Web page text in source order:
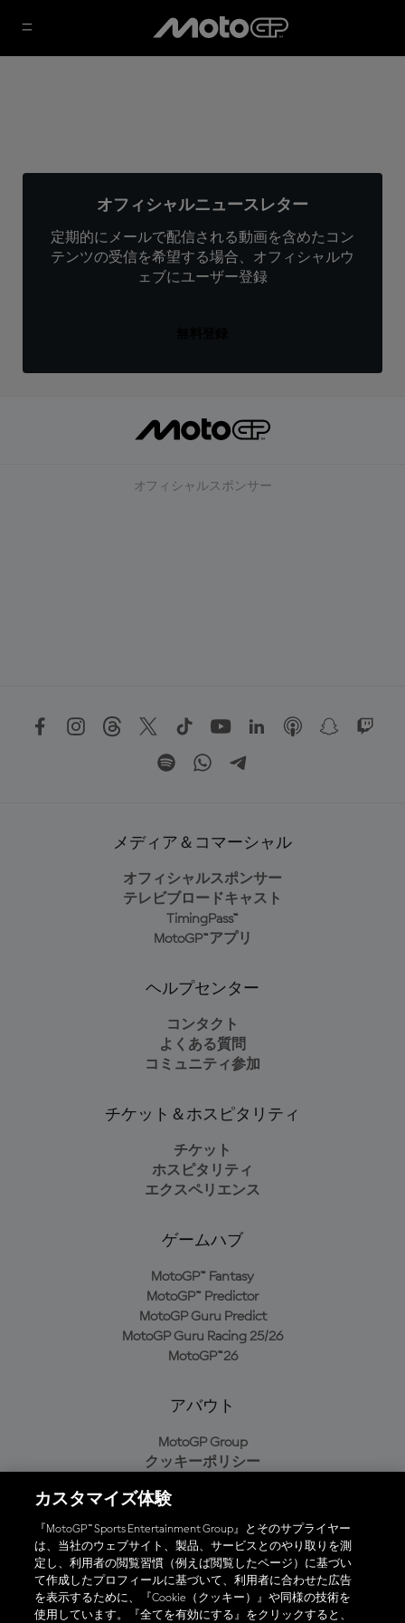
オフィシャルニュースレター
定期的にメールで配信される動画を含めたコン
テンツの受信を希望する場合、オフィシャルウ
ェブにユーザー登録
オフィシャルスポンサー
メディア＆コマーシャル
オフィシャルスポンサー
テレビブロードキャスト
TimingPass™
MotoGP™アプリ
ヘルプセンター
コンタクト
よくある質問
コミュニティ参加
チケット＆ホスピタリティ
チケット
ホスピタリティ
エクスペリエンス
ゲームハブ
MotoGP™ Fantasy
MotoGP™ Predictor
MotoGP Guru Predict
MotoGP Guru Racing 25/26
MotoGP™26
アバウト
MotoGP Group
クッキーポリシー
プライバシーポリシー
購入ポリシー
オフィシャルアプリ
カスタマイズ体験
『MotoGP™ Sports Entertainment Group』とそのサプライヤー
は、当社のウェブサイト、製品、サービスとのやり取りを測
定し、利用者の閲覧習慣（例えば閲覧したページ）に基づい
て作成したプロフィールに基づいて、利用者に合わせた広告
を表示するために、『Cookie（クッキー）』や同様の技術を
使用しています。『全てを有効にする』をクリックすると、